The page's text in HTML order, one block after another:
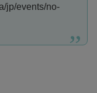
jp/events/no-